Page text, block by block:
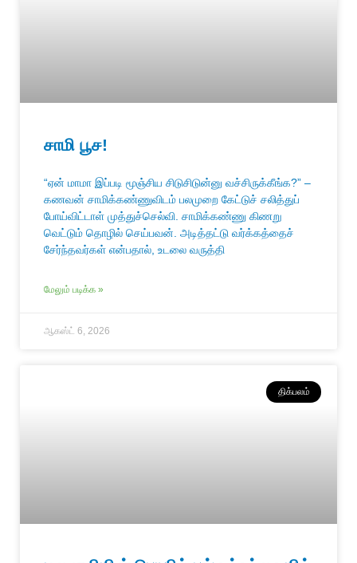
சாமி பூச!
“ஏன் மாமா இப்படி மூஞ்சிய சிடுசிடுன்னு வச்சிருக்கீங்க?” –
கணவன் சாமிக்கண்ணுவிடம் பலமுறை கேட்டுச் சலித்துப்
போய்விட்டாள் முத்துச்செல்வி. சாமிக்கண்ணு கிணறு
வெட்டும் தொழில் செய்பவன். அடித்தட்டு வர்க்கத்தைச்
சேர்ந்தவர்கள் என்பதால், உடலை வருத்தி
மேலும் படிக்க »
ஆகஸ்ட் 6, 2026
திக்பலம்